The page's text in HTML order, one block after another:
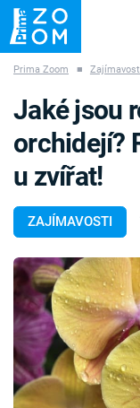
ZÁHADY
Témata
Témata
Pořady
TV Program
Prima Zoom ■
ZAJÍMAVOSTI
Jaké jsou
orchidejí?
u zvířat!